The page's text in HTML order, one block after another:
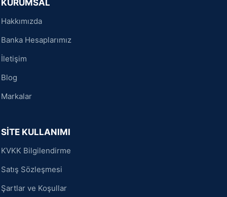
KURUMSAL
Hakkımızda
Banka Hesaplarımız
İletişim
Blog
Markalar
SİTE KULLANIMI
KVKK Bilgilendirme
Satış Sözleşmesi
Şartlar ve Koşullar